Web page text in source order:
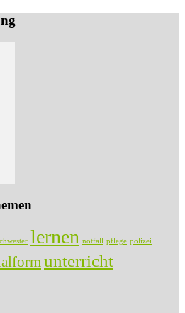
lernen notfall pflege polizei
unterricht